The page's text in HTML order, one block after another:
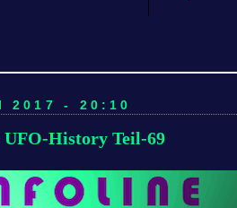
2017 - 20:10
UFO-History Teil-69